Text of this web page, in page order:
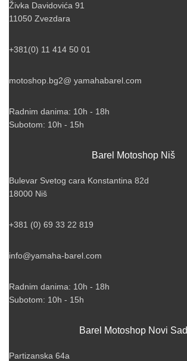
Živka Davidovića 91
11050 Zvezdara
+381(0) 11 414 50 01
motoshop.bg2@ yamahabarel.com
Radnim danima: 10h - 18h
Subotom: 10h - 15h
Barel Motoshop Niš
Bulevar Svetog cara Konstantina 82d
18000 Niš
+381 (0) 69 33 22 819
info@yamaha-barel.com
Radnim danima: 10h - 18h
Subotom: 10h - 15h
Barel Motoshop Novi Sad
Partizanska 64a